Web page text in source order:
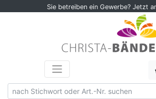
Sie betreiben ein Gewerbe? Jetzt